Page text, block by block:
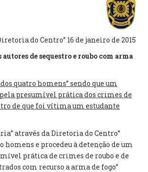
do Centro” 16 de janeiro de 2015
de sequestro e roubo com arma
quatro homens” sendo que um
presumível prática dos crimes de
de que foi vítima um estudante
através da Diretoria do Centro”
e procedeu à detenção de um
prática de crimes de roubo e de
com recurso a arma de fogo”